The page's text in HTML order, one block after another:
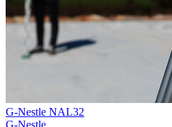
G-Nestle NAL32
G-Nestle